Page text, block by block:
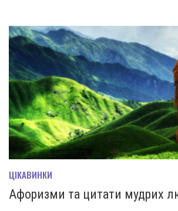
ЦІКАВИНКИ
Афоризми та цитати мудрих